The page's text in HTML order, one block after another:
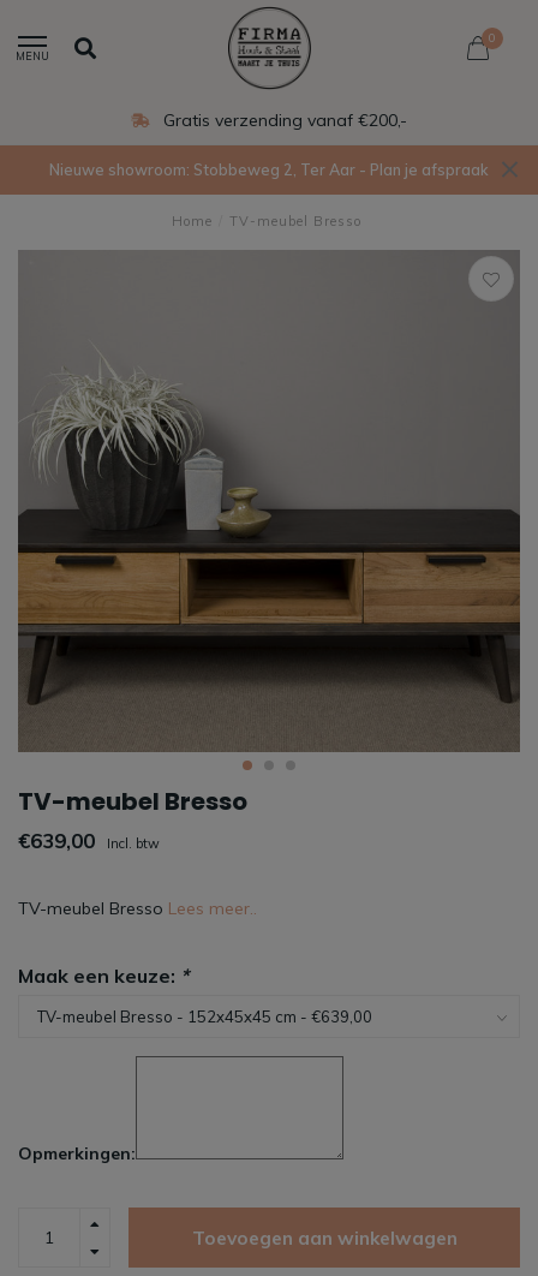
MENU
0
Gratis verzending vanaf €200,-
Nieuwe showroom: Stobbeweg 2, Ter Aar - Plan je afspraak
Home TV-meubel Bresso
TV-meubel Bresso
€639,00 Incl. btw
TV-meubel Bresso Lees meer..
Maak een keuze: *
Opmerkingen:
Toevoegen aan winkelwagen